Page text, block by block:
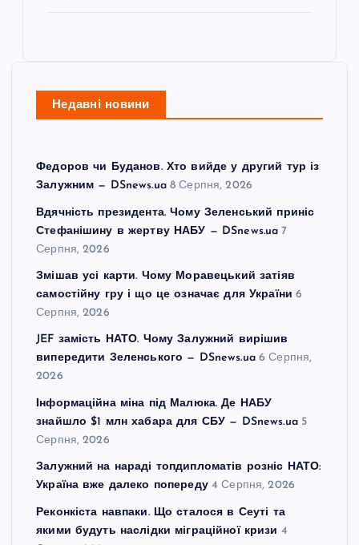
Недавні новини
Федоров чи Буданов. Хто вийде у другий тур із
Залужним — DSnews.ua 8 Серпня, 2026
Вдячність президента. Чому Зеленський приніс
Стефанішину в жертву НАБУ — DSnews.ua 7
Серпня, 2026
Змішав усі карти. Чому Моравецький затіяв
самостійну гру і що це означає для України 6
Серпня, 2026
JEF замість НАТО. Чому Залужний вирішив
випередити Зеленського — DSnews.ua 6 Серпня,
2026
Інформаційна міна під Малюка. Де НАБУ
знайшло $1 млн хабара для СБУ — DSnews.ua 5
Серпня, 2026
Залужний на нараді топдипломатів розніс НАТО:
Україна вже далеко попереду 4 Серпня, 2026
Реконкіста навпаки. Що сталося в Сеуті та
якими будуть наслідки міграційної кризи 4